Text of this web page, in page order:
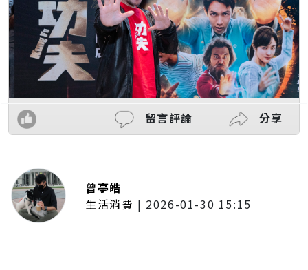
留言評論 分享
曾亭皓
生活消費 | 2026-01-30 15:15